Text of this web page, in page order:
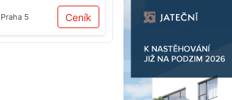
Praha 5 Ceník